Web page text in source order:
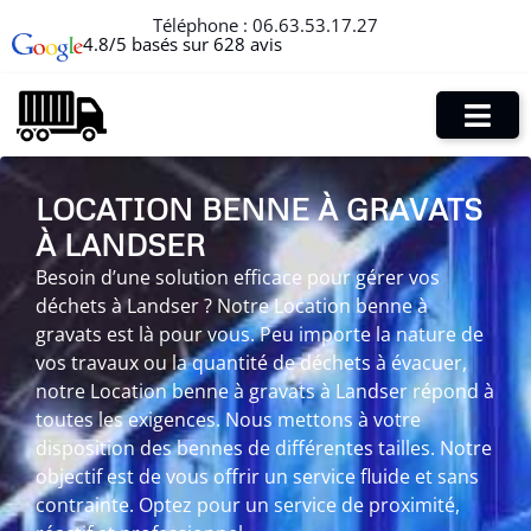
Téléphone : 06.63.53.17.27
4.8/5 basés sur 628 avis
LOCATION BENNE À GRAVATS
À LANDSER
Besoin d’une solution efficace pour gérer vos
déchets à Landser ? Notre Location benne à
gravats est là pour vous. Peu importe la nature de
vos travaux ou la quantité de déchets à évacuer,
notre Location benne à gravats à Landser répond à
toutes les exigences. Nous mettons à votre
disposition des bennes de différentes tailles. Notre
objectif est de vous offrir un service fluide et sans
contrainte. Optez pour un service de proximité,